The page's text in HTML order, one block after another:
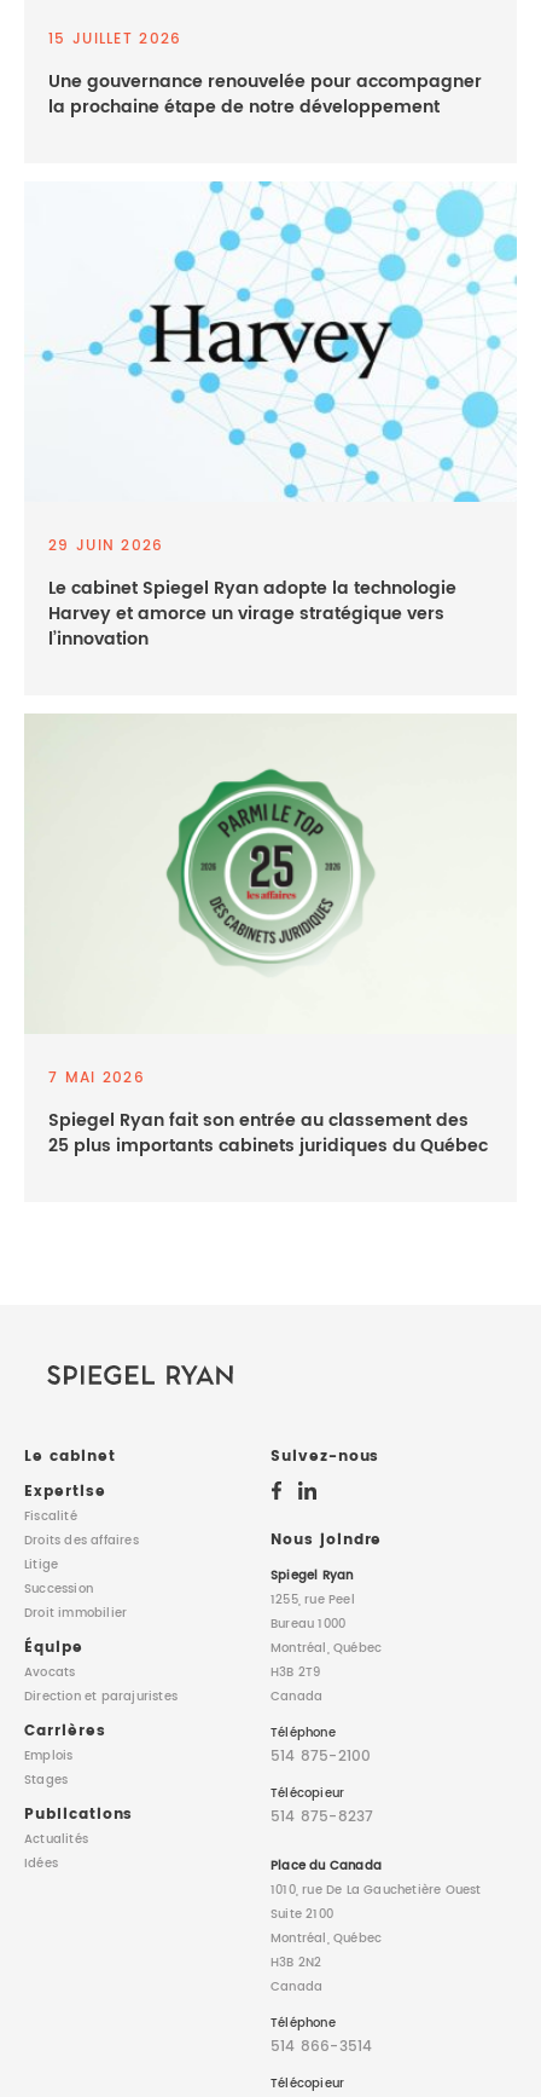
15 JUILLET 2026
Une gouvernance renouvelée pour accompagner
la prochaine étape de notre développement
29 JUIN 2026
Le cabinet Spiegel Ryan adopte la technologie
Harvey et amorce un virage stratégique vers
l’innovation
7 MAI 2026
Spiegel Ryan fait son entrée au classement des
25 plus importants cabinets juridiques du Québec
Le cabinet
Expertise
Fiscalité
Droits des affaires
Litige
Succession
Droit immobilier
Équipe
Avocats
Directionet parajuristes
Carrières
Emplois
Stages
Publications
Actualités
Idées
Suivez-nous
Nous joindre
Spiegel Ryan
1255, rue Peel
Bureau 1000
Montréal, Québec
H3B 2T9
Canada
Téléphone
514 875-2100
Télécopieur
514 875-8237
Place du Canada
1010, rue De La Gauchetière Ouest
Suite 2100
Montréal, Québec
H3B 2N2
Canada
Téléphone
514 866-3514
Télécopieur